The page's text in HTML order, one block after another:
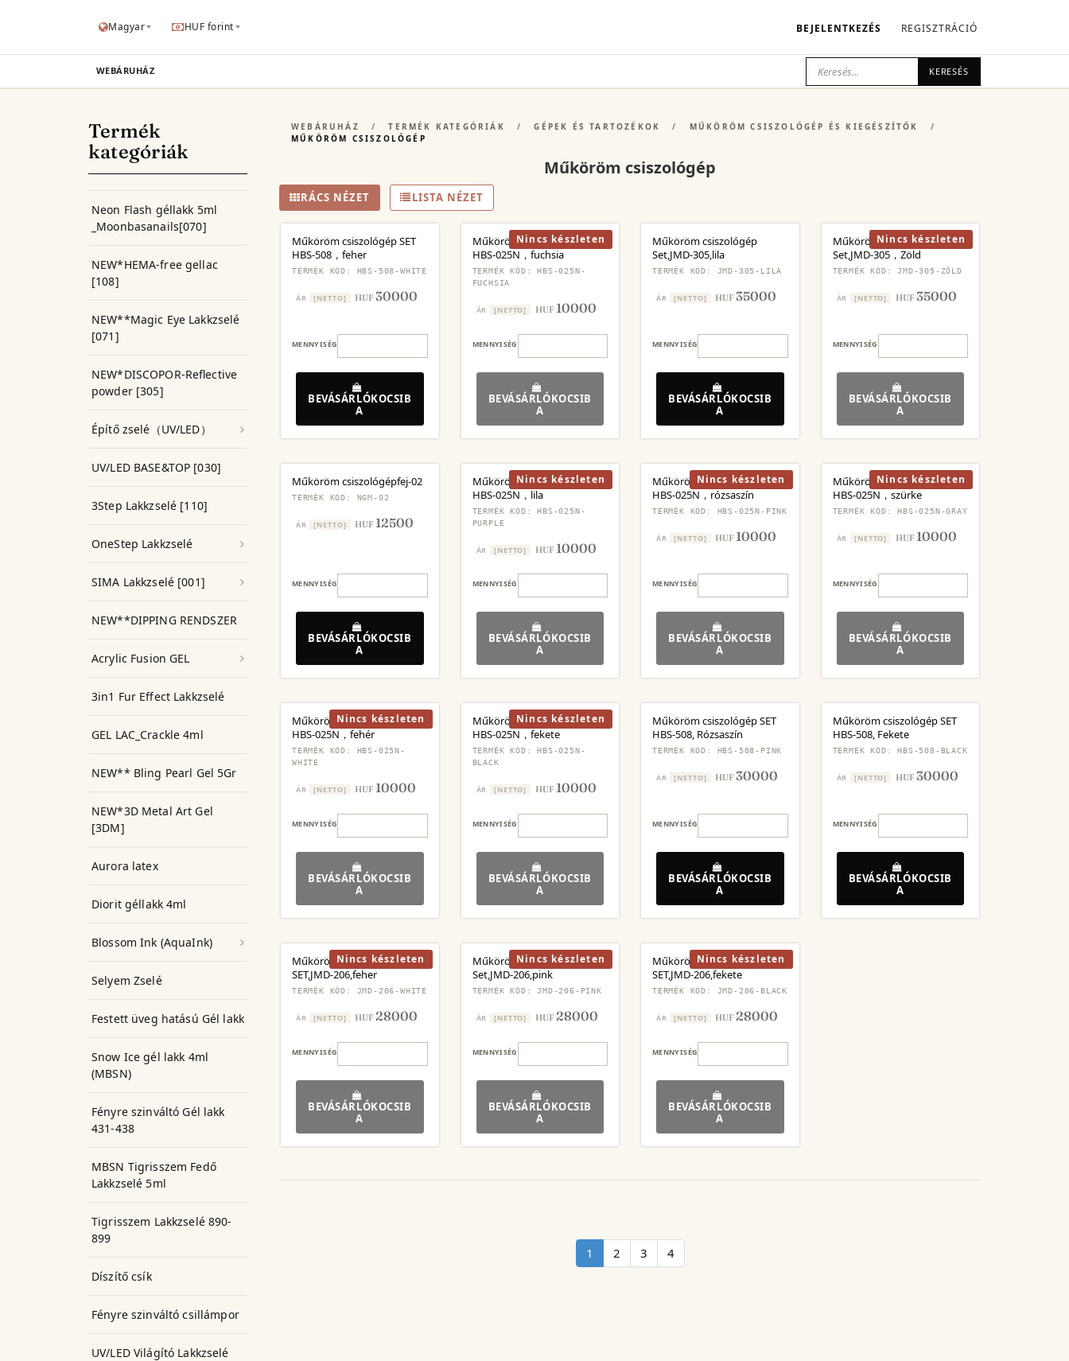
Magyar HUF forint BEJELENTKEZÉS REGISZTRÁCIÓ
WEBÁRUHÁZ KERESÉS
Termék
kategóriák
Neon Flash géllakk 5ml
_Moonbasanails[070]
NEW*HEMA-free gellac
[108]
NEW**Magic Eye Lakkzselé
[071]
NEW*DISCOPOR-Reflective
powder [305]
Építő zselé（UV/LED）
UV/LED BASE&TOP [030]
3Step Lakkzselé [110]
OneStep Lakkzselé
SIMA Lakkzselé [001]
NEW**DIPPING RENDSZER
Acrylic Fusion GEL
3in1 Fur Effect Lakkzselé
GEL LAC_Crackle 4ml
NEW** Bling Pearl Gel 5Gr
NEW*3D Metal Art Gel
[3DM]
Aurora latex
Diorit géllakk 4ml
Blossom Ink (AquaInk)
Selyem Zselé
Festett üveg hatású Gél lakk
Snow Ice gél lakk 4ml
(MBSN)
Fényre szinváltó Gél lakk
431-438
MBSN Tigrisszem Fedő
Lakkzselé 5ml
Tigrisszem Lakkzselé 890-
899
Díszítő csík
Fényre szinváltó csillámpor
UV/LED Világító Lakkzselé
WEBÁRUHÁZ / TERMÉK KATEGÓRIÁK / GÉPEK ÉS TARTOZÉKOK / MŰKÖRÖM CSISZOLÓGÉP ÉS KIEGÉSZÍTŐK
/
MŰKÖRÖM CSISZOLÓGÉP
Műköröm csiszológép
RÁCS NÉZET LISTA NÉZET
Műköröm csiszológép SET
HBS-508，feher
TERMÉK KÓD: HBS-508-WHITE
ÁR [NETTO] HUF30000
MENNYISÉG
BEVÁSÁRLÓKOCSIB
A
Nincs készleten
Műköröm csiszológép SET
HBS-025N，fuchsia
TERMÉK KÓD: HBS-025N-
FUCHSIA
ÁR [NETTO] HUF10000
MENNYISÉG
BEVÁSÁRLÓKOCSIB
A
Műköröm csiszológép
Set,JMD-305,lila
TERMÉK KÓD: JMD-305-LILA
ÁR [NETTO] HUF35000
MENNYISÉG
BEVÁSÁRLÓKOCSIB
A
Nincs készleten
Műköröm csiszológép
Set,JMD-305，Zöld
TERMÉK KÓD: JMD-305-ZÖLD
ÁR [NETTO] HUF35000
MENNYISÉG
BEVÁSÁRLÓKOCSIB
A
Műköröm csiszológépfej-02
TERMÉK KÓD: NGM-02
ÁR [NETTO] HUF12500
MENNYISÉG
BEVÁSÁRLÓKOCSIB
A
Nincs készleten
Műköröm csiszológép SET
HBS-025N，lila
TERMÉK KÓD: HBS-025N-
PURPLE
ÁR [NETTO] HUF10000
MENNYISÉG
BEVÁSÁRLÓKOCSIB
A
Nincs készleten
Műköröm csiszológép SET
HBS-025N，rózsaszín
TERMÉK KÓD: HBS-025N-PINK
ÁR [NETTO] HUF10000
MENNYISÉG
BEVÁSÁRLÓKOCSIB
A
Nincs készleten
Műköröm csiszológép SET
HBS-025N，szürke
TERMÉK KÓD: HBS-025N-GRAY
ÁR [NETTO] HUF10000
MENNYISÉG
BEVÁSÁRLÓKOCSIB
A
Nincs készleten
Műköröm csiszológép SET
HBS-025N，fehér
TERMÉK KÓD: HBS-025N-
WHITE
ÁR [NETTO] HUF10000
MENNYISÉG
BEVÁSÁRLÓKOCSIB
A
Nincs készleten
Műköröm csiszológép SET
HBS-025N，fekete
TERMÉK KÓD: HBS-025N-
BLACK
ÁR [NETTO] HUF10000
MENNYISÉG
BEVÁSÁRLÓKOCSIB
A
Műköröm csiszológép SET
HBS-508, Rózsaszín
TERMÉK KÓD: HBS-508-PINK
ÁR [NETTO] HUF30000
MENNYISÉG
BEVÁSÁRLÓKOCSIB
A
Műköröm csiszológép SET
HBS-508, Fekete
TERMÉK KÓD: HBS-508-BLACK
ÁR [NETTO] HUF30000
MENNYISÉG
BEVÁSÁRLÓKOCSIB
A
Nincs készleten
Műköröm csiszológép
SET,JMD-206,feher
TERMÉK KÓD: JMD-206-WHITE
ÁR [NETTO] HUF28000
MENNYISÉG
BEVÁSÁRLÓKOCSIB
A
Nincs készleten
Műköröm csiszológép
Set,JMD-206,pink
TERMÉK KÓD: JMD-206-PINK
ÁR [NETTO] HUF28000
MENNYISÉG
BEVÁSÁRLÓKOCSIB
A
Nincs készleten
Műköröm csiszológép
SET,JMD-206,fekete
TERMÉK KÓD: JMD-206-BLACK
ÁR [NETTO] HUF28000
MENNYISÉG
BEVÁSÁRLÓKOCSIB
A
1 2 3 4